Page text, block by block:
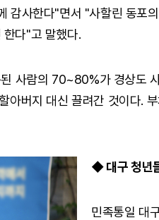
감사한다"면서 "사할린 동포
다"고 말했다.
사람의 70~80%가 경상도
아버지 대신 끌려간 것이다.
◆ 대구 청년
민족통일 대